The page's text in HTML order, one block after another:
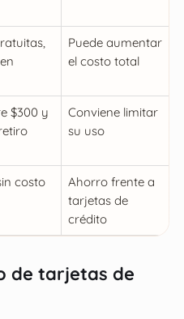
Puede aumentar
el costo total
$300 y
Conviene limitar
su uso
costo
Ahorro frente a
tarjetas de
crédito
de tarjetas de